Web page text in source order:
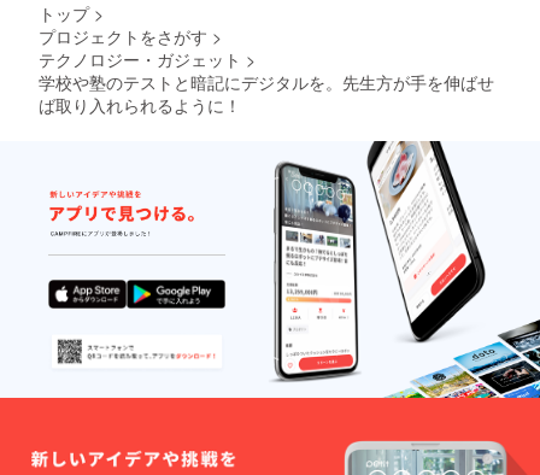
トップ >
プロジェクトをさがす >
テクノロジー・ガジェット >
学校や塾のテストと暗記にデジタルを。先生方が手を伸ばせ
ば取り入れられるように！